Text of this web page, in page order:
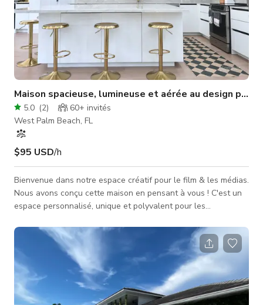
Maison spacieuse, lumineuse et aérée au design
5.0 (2) 60+ invités
West Palm Beach, FL
$95 USD/h
Bienvenue dans notre espace créatif pour le film & les médias.
Nous avons conçu cette maison en pensant à vous ! C'est un
espace personnalisé, unique et polyvalent pour les
aimons travailler avec des équipes visionnaires qui apprécient
à la fois la facilité et le charme de notre propriété. Avec un
terrain de 52 000 sq. ft., il y a beaucoup d'espace pour
installer du matériel, garer des véhicules et des vans de
production